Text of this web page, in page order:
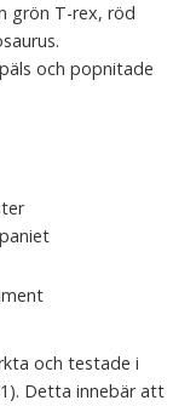
grön T-rex, röd
och popnitade
och testade i
Detta innebär att